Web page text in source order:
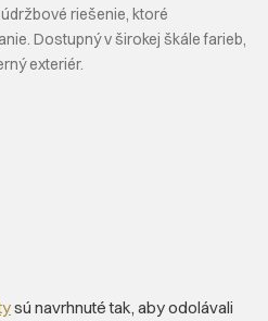
riešenie, ktoré
Dostupný v širokej škále farieb,
exteriér.
sú navrhnuté tak, aby odolávali